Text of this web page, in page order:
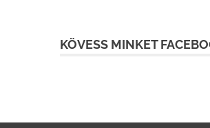
KÖVESS MINKET